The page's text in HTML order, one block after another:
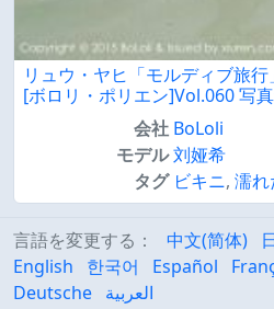
リュウ・ヤヒ「モルディブ旅
[ボロリ・ポリエン]Vol.060 写
会社 BoLoli
モデル刘娅希
タグ ビキニ, 濡
言語を変更する： 中文(简体)
English
한국어 Español
Deutsche العربية